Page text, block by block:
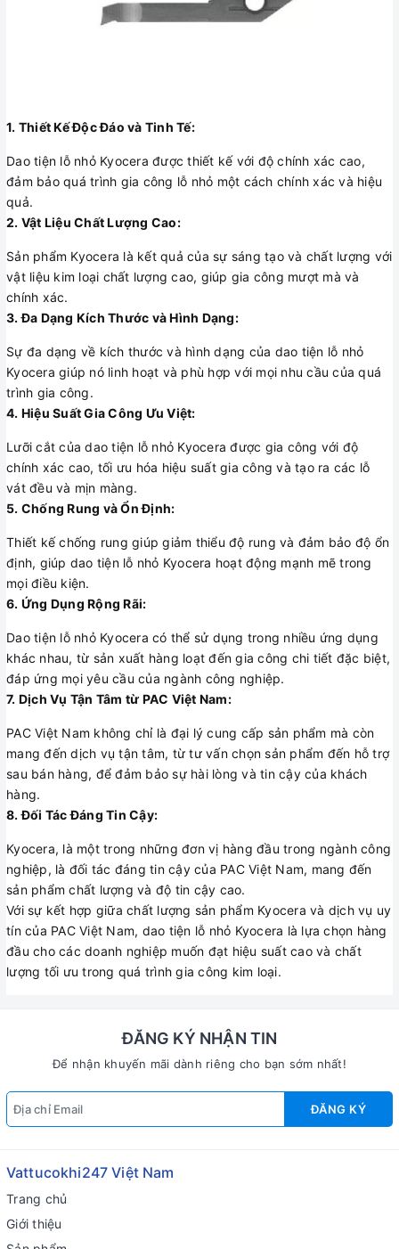
1. Thiết Kế Độc Đáo và Tinh Tế:
Dao tiện lỗ nhỏ Kyocera được thiết kế với độ chính xác cao,
đảm bảo quá trình gia công lỗ nhỏ một cách chính xác và hiệu
quả.
2. Vật Liệu Chất Lượng Cao:
Sản phẩm Kyocera là kết quả của sự sáng tạo và chất lượng với
vật liệu kim loại chất lượng cao, giúp gia công mượt mà và
chính xác.
3. Đa Dạng Kích Thước và Hình Dạng:
Sự đa dạng về kích thước và hình dạng của dao tiện lỗ nhỏ
Kyocera giúp nó linh hoạt và phù hợp với mọi nhu cầu của quá
trình gia công.
4. Hiệu Suất Gia Công Ưu Việt:
Lưỡi cắt của dao tiện lỗ nhỏ Kyocera được gia công với độ
chính xác cao, tối ưu hóa hiệu suất gia công và tạo ra các lỗ
vát đều và mịn màng.
5. Chống Rung và Ổn Định:
Thiết kế chống rung giúp giảm thiểu độ rung và đảm bảo độ ổn
định, giúp dao tiện lỗ nhỏ Kyocera hoạt động mạnh mẽ trong
mọi điều kiện.
6. Ứng Dụng Rộng Rãi:
Dao tiện lỗ nhỏ Kyocera có thể sử dụng trong nhiều ứng dụng
khác nhau, từ sản xuất hàng loạt đến gia công chi tiết đặc biệt,
đáp ứng mọi yêu cầu của ngành công nghiệp.
7. Dịch Vụ Tận Tâm từ PAC Việt Nam:
PAC Việt Nam không chỉ là đại lý cung cấp sản phẩm mà còn
mang đến dịch vụ tận tâm, từ tư vấn chọn sản phẩm đến hỗ trợ
sau bán hàng, để đảm bảo sự hài lòng và tin cậy của khách
hàng.
8. Đối Tác Đáng Tin Cậy:
Kyocera, là một trong những đơn vị hàng đầu trong ngành công
nghiệp, là đối tác đáng tin cậy của PAC Việt Nam, mang đến
sản phẩm chất lượng và độ tin cậy cao.
Với sự kết hợp giữa chất lượng sản phẩm Kyocera và dịch vụ uy
tín của PAC Việt Nam, dao tiện lỗ nhỏ Kyocera là lựa chọn hàng
đầu cho các doanh nghiệp muốn đạt hiệu suất cao và chất
lượng tối ưu trong quá trình gia công kim loại.
ĐĂNG KÝ NHẬN TIN
Để nhận khuyến mãi dành riêng cho bạn sớm nhất!
ĐĂNG KÝ
Vattucokhi247 Việt Nam
Trang chủ
Giới thiệu